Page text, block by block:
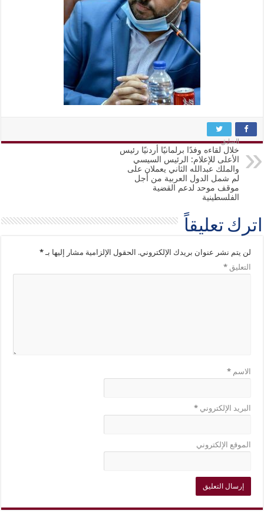
السابق
خلال لقاءه وفدًا برلمانيًا أردنيًا رئيس
الأعلى للإعلام: الرئيس السيسي
والملك عبدالله الثاني يعملان على
لم شمل الدول العربية من أجل
موقف موحد لدعم القضية
الفلسطينية
اترك تعليقاً
لن يتم نشر عنوان بريدك الإلكتروني. الحقول الإلزامية مشار إليها بـ*
التعليق*
الاسم*
البريد الإلكتروني*
الموقع الإلكتروني